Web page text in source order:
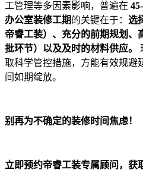
工管理等多因素影响，普遍在
办公室装修工期的关键在于： 选
帝睿工装）、充分的前期规划、
批环节）以及及时的材料供应。
取科学管控措施，方能有效规避
间如期绽放。
别再为不确定的装修时间焦虑！
立即预约帝睿工装专属顾问，获